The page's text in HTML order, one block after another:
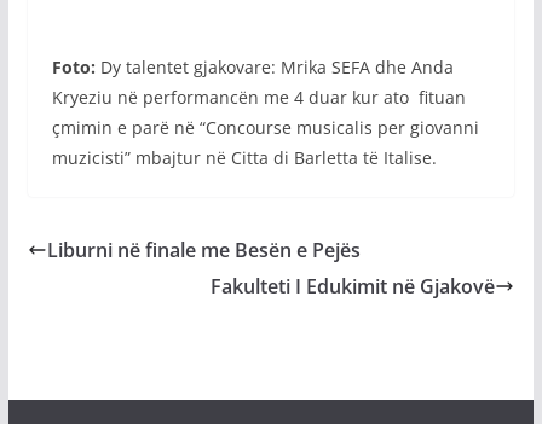
Foto: Dy talentet gjakovare: Mrika SEFA dhe Anda
Kryeziu në performancën me 4 duar kur ato fituan
çmimin e parë në “Concourse musicalis per giovanni
muzicisti” mbajtur në Citta di Barletta të Italise.
Liburni në finale me Besën e Pejës
Fakulteti I Edukimit në Gjakovë